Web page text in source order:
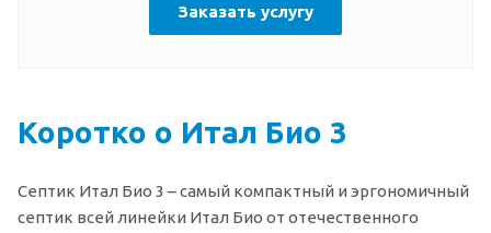
Заказать услугу
Коротко о Итал Био 3
Септик Итал Био 3 – самый компактный и эргономичный
септик всей линейки Итал Био от отечественного